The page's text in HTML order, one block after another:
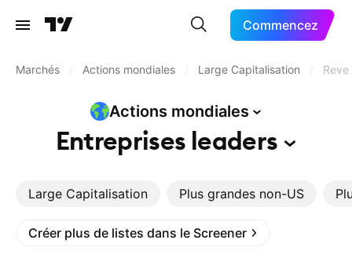
Commencez
Marchés Actions mondiales Large Capitalisation
Actions mondiales
Entreprises leaders
Large Capitalisation Plus grandes non-US
Créer plus de listes dans le Screener